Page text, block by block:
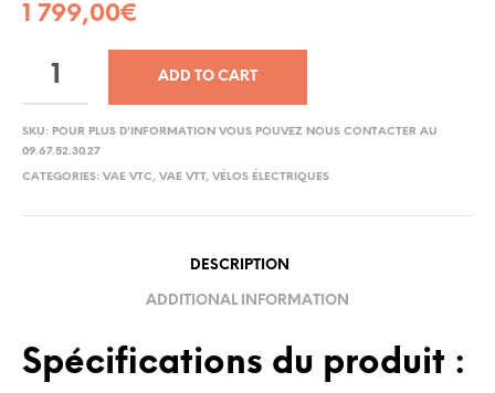
1 799,00€
ADD TO CART
SKU: POUR PLUS D'INFORMATION VOUS POUVEZ NOUS CONTACTER AU
09.67.52.30.27
CATEGORIES: VAE VTC, VAE VTT, VÉLOS ÉLECTRIQUES
DESCRIPTION
ADDITIONAL INFORMATION
Spécifications du produit :